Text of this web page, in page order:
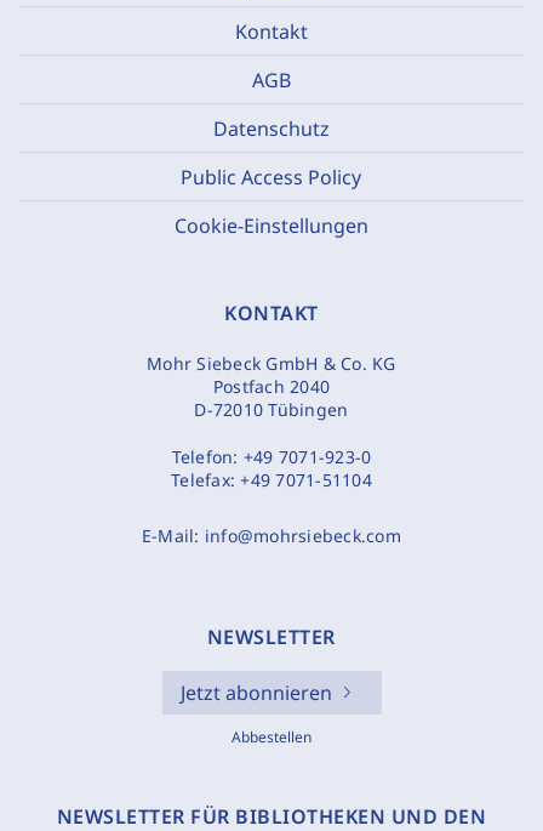
Kontakt
AGB
Datenschutz
Public Access Policy
Cookie-Einstellungen
KONTAKT
Mohr Siebeck GmbH & Co. KG
Postfach 2040
D-72010 Tübingen
Telefon: +49 7071-923-0
Telefax:+49 7071-51104
E-Mail: info@mohrsiebeck.com
NEWSLETTER
Jetzt abonnieren
Abbestellen
NEWSLETTER FÜR BIBLIOTHEKEN UND DEN